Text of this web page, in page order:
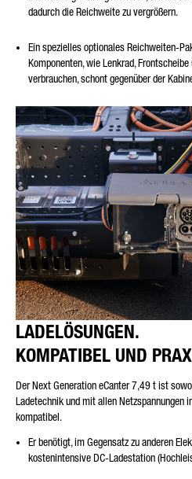
dadurch die Reichweite zu vergrößern.
Ein spezielles optionales Reichweiten-
Komponenten, wie Lenkrad,
verbrauchen, schont gegenüber der
LADELÖSUNGEN.
KOMPATIBEL UND
Der Next Generation eCanter 7,49 t ist
Ladetechnik und mit allen Netzspannungen
kompatibel.
Er benötigt, im Gegensatz zu anderen
kostenintensive DC-Ladestation